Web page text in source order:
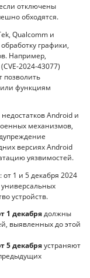
отключены
обходятся.
Qualcomm и
графики,
Например,
2024-43077)
позволить
функциям
Android и
механизмов,
версиях Android
уязвимостей.
1 и 5 декабря 2024
устройств.
1 декабрядолжны
выявленных до этой
5 декабряустраняют